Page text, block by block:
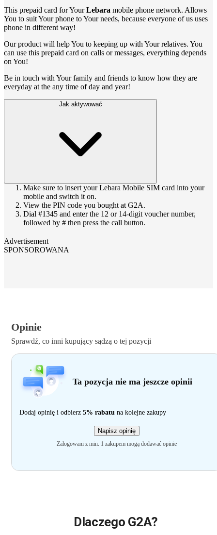
This prepaid card for YourLebara mobile phone network. Allows
You to suit Your phone to Your needs, because everyone of us uses
phone in different way!
Our product will help You to keeping up with Your relatives. You
can use this prepaid card on calls or messages, everything depends
on You!
Be in touch with Your family and friends to know how they are
everyday at the any time of day and year!
Jak aktywować
Make sure to insert your Lebara Mobile SIM card into your
mobile and switch it on.
View the PIN code you bought at G2A.
Dial #1345 and enter the 12 or 14-digit voucher number,
followed by # then press the call button.
Advertisement
SPONSOROWANA
Opinie
Sprawdź, co inni kupujący sądzą o tej pozycji
Ta pozycja nie ma jeszcze opinii
Dodaj opinię i odbierz 5% rabatu na kolejne zakupy
Napisz opinię
Zalogowani z min. 1 zakupem mogą dodawać opinie
Dlaczego G2A?